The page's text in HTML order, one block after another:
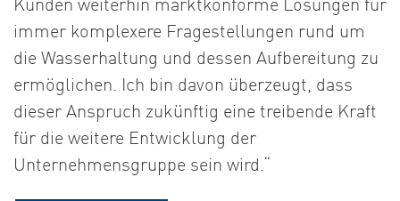
Kunden weiterhin marktkonforme Lösungen für
immer komplexere Fragestellungen rund um
die Wasserhaltung und dessen Aufbereitung zu
ermöglichen. Ich bin davon überzeugt, dass
dieser Anspruch zukünftig eine treibende Kraft
für die weitere Entwicklung der
Unternehmensgruppe sein wird.“